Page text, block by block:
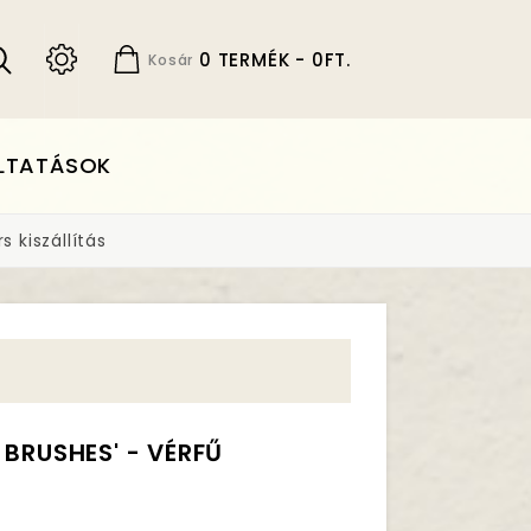
Kosár 0 TERMÉK - 0FT.
kiszállítás
- VÉRFŰ